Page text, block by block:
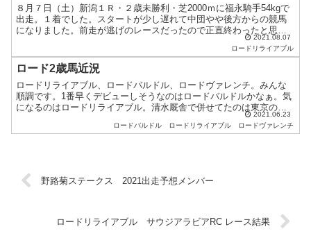
８月７日（土）新潟１Ｒ・２歳未勝利・芝2000ｍに福永騎手54kgで
出走。１着でした。スタートが少し遅れて中団やや後方からの競馬
になりました。前走が逃げのレースだったので正直終わったと思い
ました。そのままレースは標準ペースで淡々と進みます。...2021.08.07
ロードリライアブル
ロード2歳馬近況
ロードリライアブル、ロードバルドル、ロードヴァレンチ。みんな
順調です。1番早くデビューしそうなのはロードバルドルかなぁ。気
になるのはロードリライアブル。清水厩舎で併せてたのは東京の芝
1400で20日にデビューしたエトワールジェンヌ。エトワー...2021.06.23
ロードバルドル
ロードリライアブル ロードヴァレンチ
野路菊ステークス 2021出走予想メンバー
ロードリライアブル サウジアラビアRC レース結果